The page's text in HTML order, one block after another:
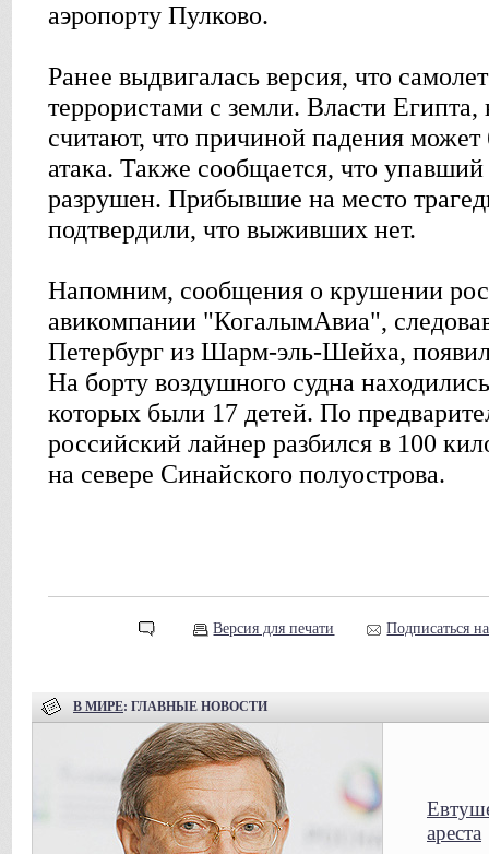
аэропорту Пулково.
Ранее выдвигалась версия, что
террористами с земли. Власти Египта,
считают, что причиной падения может
атака. Также сообщается, что
разрушен. Прибывшие на место
подтвердили, что выживших нет.
Напомним, сообщения о крушении
авикомпании "КогалымАвиа",
Петербург из Шарм-эль-Шейха,
На борту воздушного судна
которых были 17 детей. По
российский лайнер разбился в 100
на севере Синайского полуострова.
Версия для печати Подписаться
В МИРЕ: ГЛАВНЫЕ НОВОСТИ
ареста